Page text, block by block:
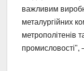
важливим
металургійних
метрополітенів
промисловості",